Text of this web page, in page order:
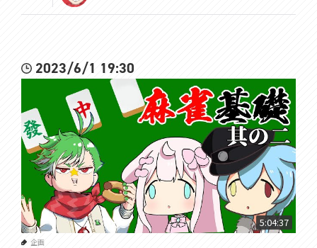
2023/6/1 19:30
5:04:37
企画